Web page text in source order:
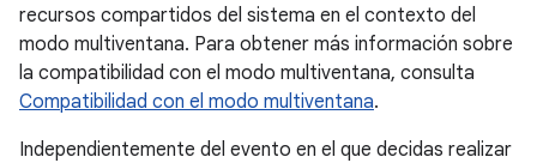
recursos compartidos del sistema en el contexto del
modo multiventana. Para obtener más información sobre
la compatibilidad con el modo multiventana, consulta
Compatibilidad con el modo multiventana.
Independientemente del evento en el que decidas realizar